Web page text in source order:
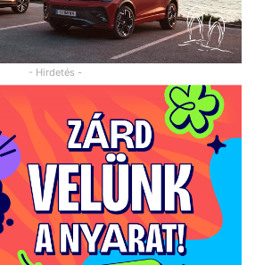
- Hirdetés -